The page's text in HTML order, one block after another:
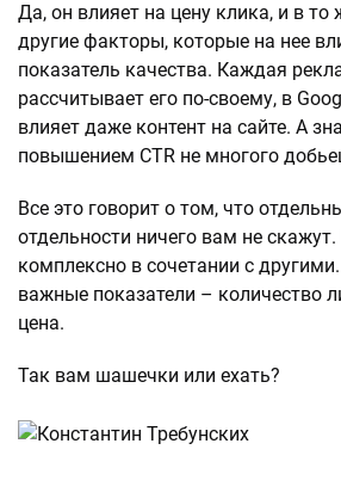
Да, он влияет на цену клика, и в то
другие факторы, которые на нее
показатель качества. Каждая
рассчитывает его по-своему, в
влияет даже контент на сайте. А
повышением CTR не многого
Все это говорит о том, что
отдельности ничего вам не
комплексно в сочетании с
важные показатели – количество
цена.
Так вам шашечки или ехать?